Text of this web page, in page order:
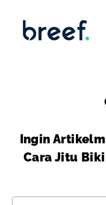
Ingin
Cara Jitu